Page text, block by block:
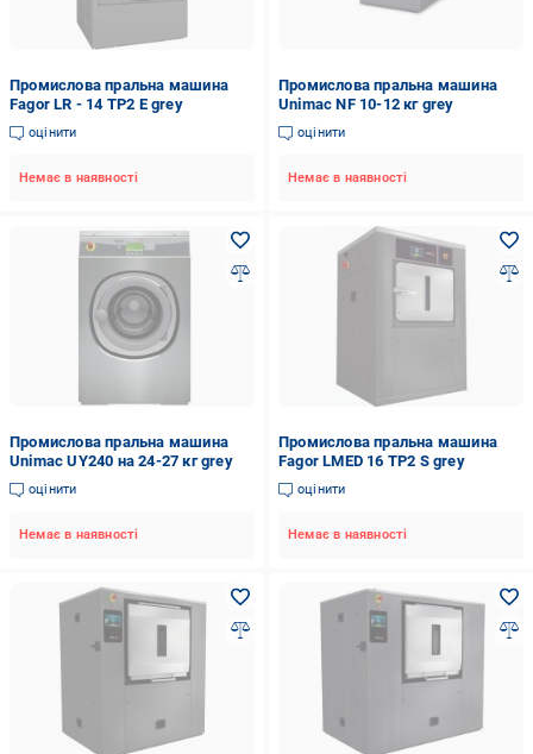
Промислова пральна машина
Fagor LR - 14 TP2 E grey
оцінити
Немає в наявності
Промислова пральна машина
Unimac NF 10-12 кг grey
оцінити
Немає в наявності
Промислова пральна машина
Unimac UY240 на 24-27 кг grey
оцінити
Немає в наявності
Промислова пральна машина
Fagor LMED 16 TP2 S grey
оцінити
Немає в наявності